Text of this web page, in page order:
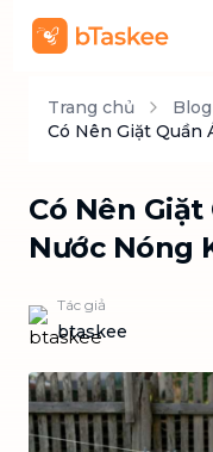
Trang chủ Blog
Có Nên Giặt Quần
Có Nên
Nước Nóng
Tác giả
btaskee